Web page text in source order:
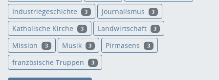
Industriegeschichte 3 Journalismus 3
Katholische Kirche 3 Landwirtschaft 3
Mission 3 Musik 3 Pirmasens 3
französische Truppen 3